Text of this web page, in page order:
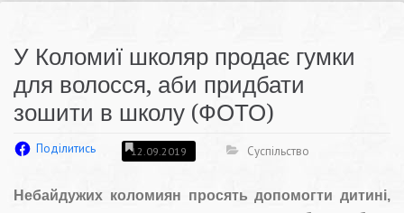
У Коломиї школяр продає гумки
для волосся, аби придбати
зошити в школу (ФОТО)
Поділитись 12.09.2019 Суспільство
Небайдужих коломиян просять допомогти дитині,